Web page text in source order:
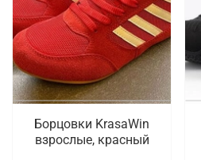
Борцовки KrasaWin
взрослые, красный